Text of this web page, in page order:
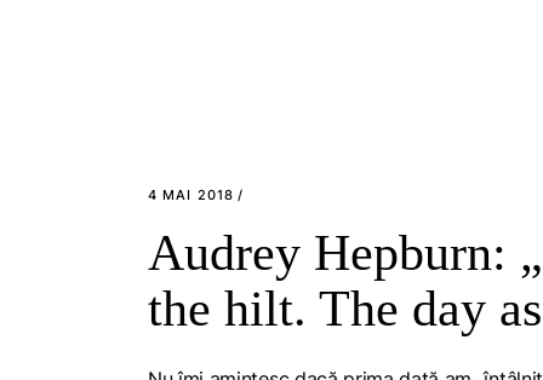
4 MAI 2018
Audrey Hepburn:
the hilt. The day